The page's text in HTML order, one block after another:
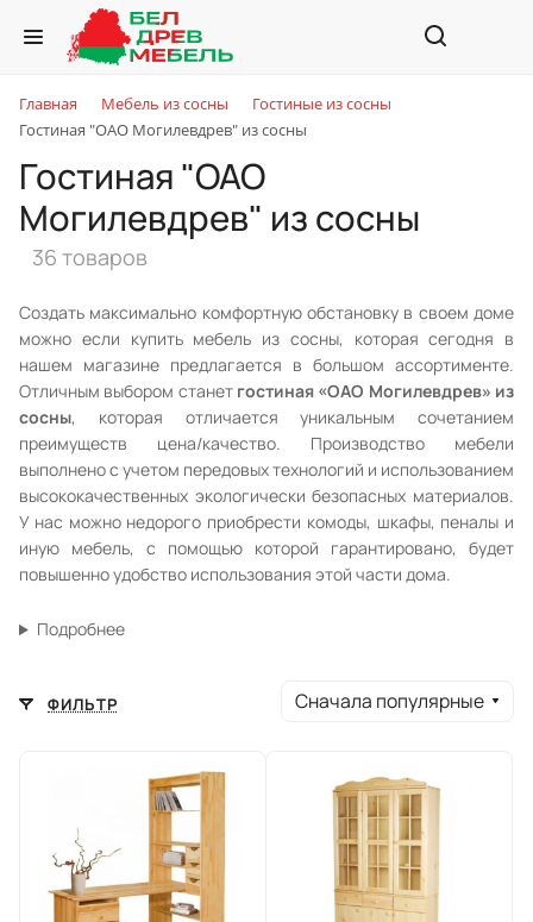
Главная Мебель из сосны
Гостиные из сосны
Гостиная "ОАО Могилевдрев" из сосны
Гостиная "ОАО
Могилевдрев" из сосны
36 товаров
Создать максимально комфортную обстановку в своем доме
можно если купить мебель из сосны, которая сегодня в
нашем магазине предлагается в большом ассортименте.
Отличным выбором станет гостиная «ОАО Могилевдрев» из
сосны, которая отличается уникальным сочетанием
преимуществ цена/качество. Производство мебели
выполнено с учетом передовых технологий и использованием
высококачественных экологически безопасных материалов.
У нас можно недорого приобрести комоды, шкафы, пеналы и
иную мебель, с помощью которой гарантировано, будет
повышенно удобство использования этой части дома.
Подробнее
ФИЛЬТР Сначала популярные